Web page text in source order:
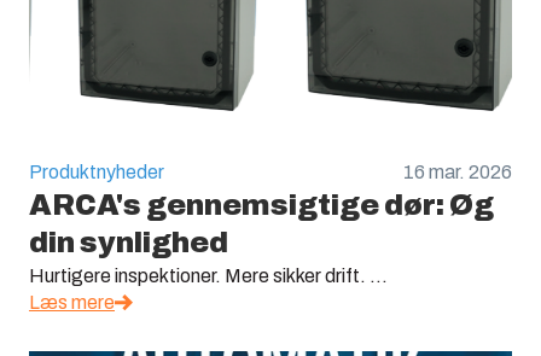
Produktnyheder 16 mar. 2026
ARCA's gennemsigtige dør: Øg
din synlighed
Hurtigere inspektioner. Mere sikker drift. ...
Læs mere